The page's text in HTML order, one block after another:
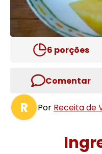
6 porções
Comentar
R Por Receita de